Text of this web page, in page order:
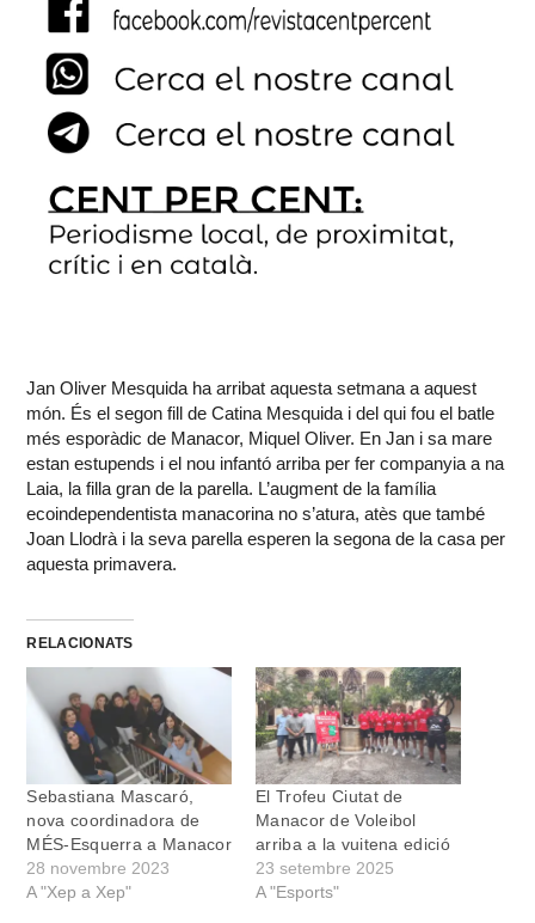
Jan Oliver Mesquida ha arribat aquesta setmana a aquest
món. És el segon fill de Catina Mesquida i del qui fou el batle
més esporàdic de Manacor, Miquel Oliver. En Jan i sa mare
estan estupends i el nou infantó arriba per fer companyia a na
Laia, la filla gran de la parella. L’augment de la família
ecoindependentista manacorina no s’atura, atès que també
Joan Llodrà i la seva parella esperen la segona de la casa per
aquesta primavera.
RELACIONATS
Sebastiana Mascaró,
nova coordinadora de
MÉS-Esquerra a Manacor
28 novembre 2023
A "Xep a Xep"
El Trofeu Ciutat de
Manacor de Voleibol
arriba a la vuitena edició
23 setembre 2025
A "Esports"